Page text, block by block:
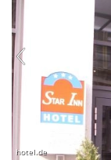
hotel.de